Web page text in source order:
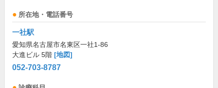
所在地・電話番号
一社駅
愛知県名古屋市名東区一社1-86
大進ビル 5階 [地図]
052-703-8787